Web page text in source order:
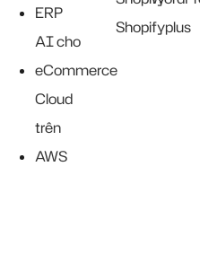
ERP
AI cho
eCommerce
Cloud
trên
AWS
Shopifyplus